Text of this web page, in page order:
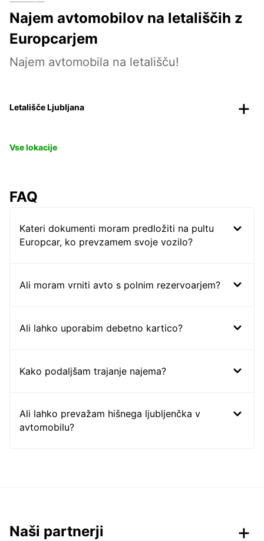
Najem avtomobilov na letališčih z
Europcarjem
Najem avtomobila na letališču!
Letališče Ljubljana
Vse lokacije
FAQ
Kateri dokumenti moram predložiti na pultu
Europcar, ko prevzamem svoje vozilo?
Ali moram vrniti avto s polnim rezervoarjem?
Ali lahko uporabim debetno kartico?
Kako podaljšam trajanje najema?
Ali lahko prevažam hišnega ljubljenčka v
avtomobilu?
Naši partnerji